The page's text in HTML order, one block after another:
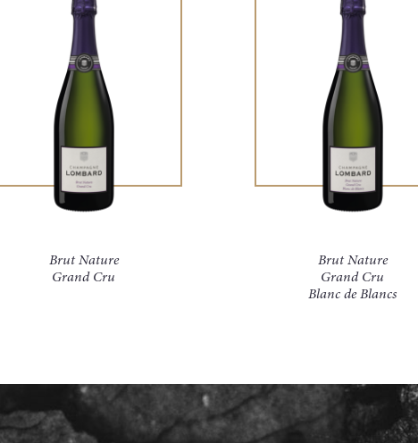
Brut Nature
Grand Cru
Brut Nature
Grand Cru
Blanc de Blancs